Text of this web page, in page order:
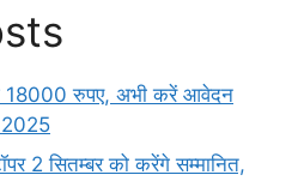
18000 रुपए, अभी करें आवेदन
2 सितम्बर को करेंगे सम्मानित,